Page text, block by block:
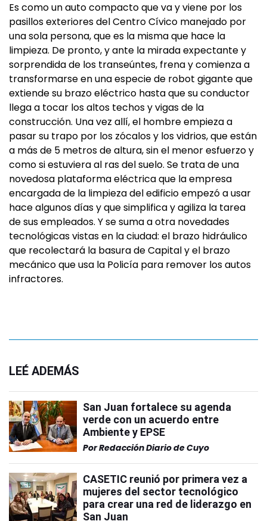
Es como un auto compacto que va y viene por los
pasillos exteriores del Centro Cívico manejado por
una sola persona, que es la misma que hace la
limpieza. De pronto, y ante la mirada expectante y
sorprendida de los transeúntes, frena y comienza a
transformarse en una especie de robot gigante que
extiende su brazo eléctrico hasta que su conductor
llega a tocar los altos techos y vigas de la
construcción. Una vez allí, el hombre empieza a
pasar su trapo por los zócalos y los vidrios, que están
a más de 5 metros de altura, sin el menor esfuerzo y
como si estuviera al ras del suelo. Se trata de una
novedosa plataforma eléctrica que la empresa
encargada de la limpieza del edificio empezó a usar
hace algunos días y que simplifica y agiliza la tarea
de sus empleados. Y se suma a otra novedades
tecnológicas vistas en la ciudad: el brazo hidráulico
que recolectará la basura de Capital y el brazo
mecánico que usa la Policía para remover los autos
infractores.
LEÉ ADEMÁS
San Juan fortalece su agenda
verde con un acuerdo entre
Ambiente y EPSE
PorRedacción Diario de Cuyo
CASETIC reunió por primera vez a
mujeres del sector tecnológico
para crear una red de liderazgo en
San Juan